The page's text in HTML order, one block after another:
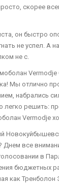
скорее
он быстро
не успел. А
не с.
Мы отлично
набрались
легко решить:
Vermodje
Днем все
в
бюджетных
как Тренболон